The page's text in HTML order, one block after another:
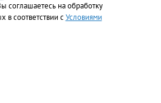
соглашаетесь на обработку
в соответствии сУсловиями